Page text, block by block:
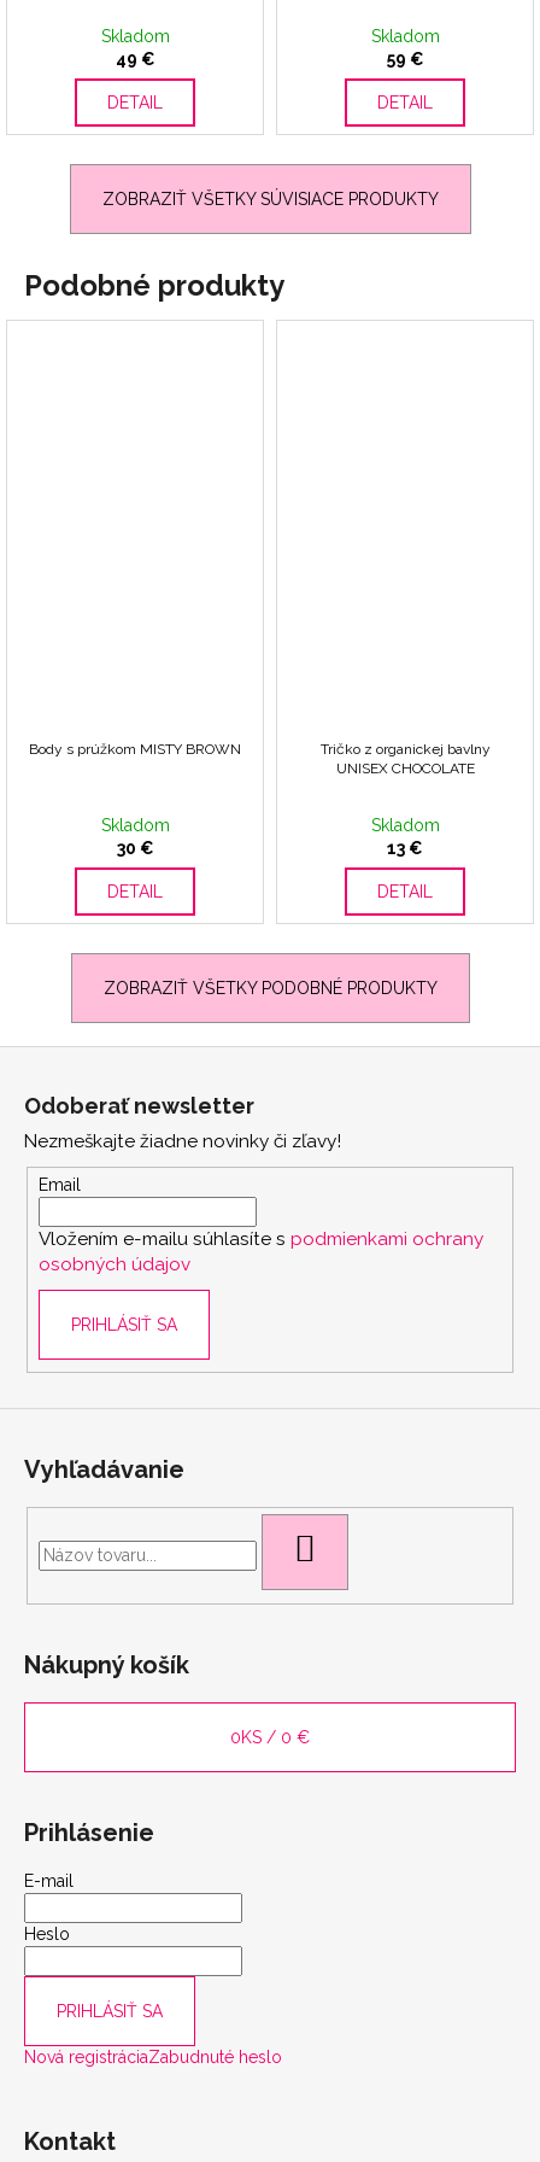
Skladom
49 €
DETAIL
Skladom
59 €
DETAIL
ZOBRAZIŤ VŠETKY SÚVISIACE PRODUKTY
Podobné produkty
Body s prúžkom MISTY BROWN
Skladom
30 €
DETAIL
Tričko z organickej bavlny
UNISEX CHOCOLATE
Skladom
13 €
DETAIL
ZOBRAZIŤ VŠETKY PODOBNÉ PRODUKTY
Odoberať newsletter
Nezmeškajte žiadne novinky či zľavy!
Email
Vložením e-mailu súhlasíte s podmienkami ochrany
osobných údajov
PRIHLÁSIŤ SA
Vyhľadávanie
Nákupný košík
0KS / 0 €
Prihlásenie
E-mail
Heslo
PRIHLÁSIŤ SA
Nová registráciaZabudnuté heslo
Kontakt